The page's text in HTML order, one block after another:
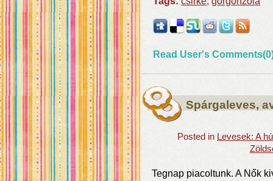
Read User's
Spárgaleves,
Posted in Levesek: A
Tegnap piacoltunk. A Nők